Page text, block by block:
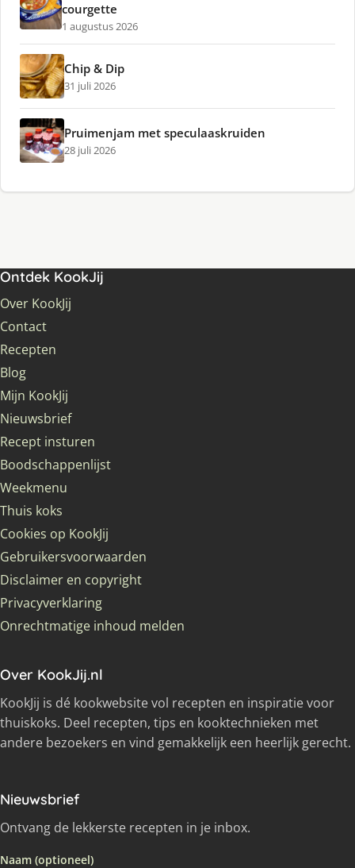
courgette
1 augustus 2026
Chip & Dip
31 juli 2026
Pruimenjam met speculaaskruiden
28 juli 2026
Ontdek KookJij
Over KookJij
Contact
Recepten
Blog
Mijn KookJij
Nieuwsbrief
Recept insturen
Boodschappenlijst
Weekmenu
Thuis koks
Cookies op KookJij
Gebruikersvoorwaarden
Disclaimer en copyright
Privacyverklaring
Onrechtmatige inhoud melden
Over KookJij.nl
KookJij is dé kookwebsite vol recepten en inspiratie voor
thuiskoks. Deel recepten, tips en kooktechnieken met
andere bezoekers en vind gemakkelijk een heerlijk gerecht.
Nieuwsbrief
Ontvang de lekkerste recepten in je inbox.
Naam (optioneel)